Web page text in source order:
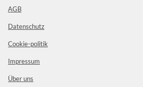
AGB
Datenschutz
Cookie-politik
Impressum
Über uns